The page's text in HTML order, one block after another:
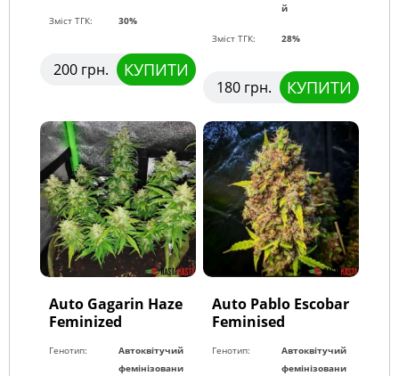
Зміст ТГК: 30%
200 грн. КУПИТИ
й
Зміст ТГК: 28%
180 грн. КУПИТИ
Auto Gagarin Haze
Feminized
Генотип:
Автоквітучий
фемінізовани
Auto Pablo Escobar
Feminised
Генотип:
Автоквітучий
фемінізовани